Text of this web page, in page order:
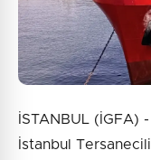
İSTANBUL (İGFA)
İstanbul